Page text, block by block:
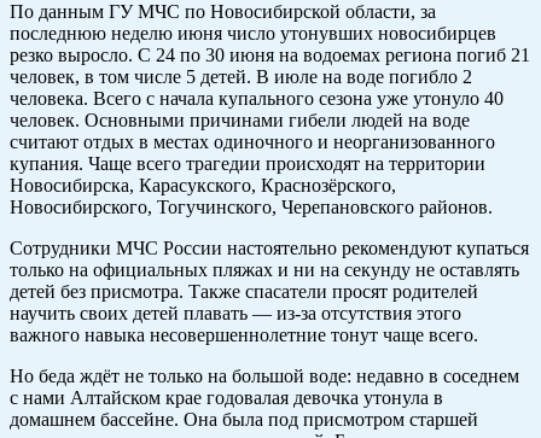
По данным ГУ МЧС по Новосибирской области, за
последнюю неделю июня число утонувших новосибирцев
резко выросло. С 24 по 30 июня на водоемах региона погиб 21
человек, в том числе 5 детей. В июле на воде погибло 2
человека. Всего с начала купального сезона уже утонуло 40
человек. Основными причинами гибели людей на воде
считают отдых в местах одиночного и неорганизованного
купания. Чаще всего трагедии происходят на территории
Новосибирска, Карасукского, Краснозёрского,
Новосибирского, Тогучинского, Черепановского районов.
Сотрудники МЧС России настоятельно рекомендуют купаться
только на официальных пляжах и ни на секунду не оставлять
детей без присмотра. Также спасатели просят родителей
научить своих детей плавать — из-за отсутствия этого
важного навыка несовершеннолетние тонут чаще всего.
Но беда ждёт не только на большой воде: недавно в соседнем
с нами Алтайском крае годовалая девочка утонула в
домашнем бассейне. Она была под присмотром старшей